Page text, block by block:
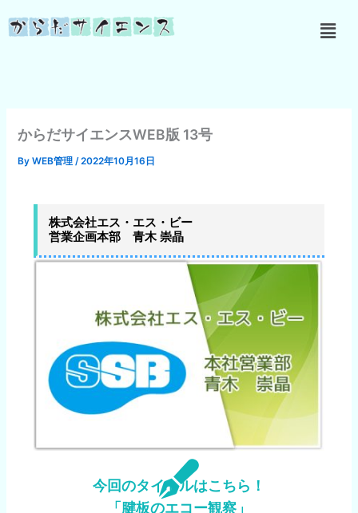
容
メ
ニ
からだサイエンスWEB版 13号
ByWEB管理 /2022年10月16日
株式会社エス・エス・ビー
営業企画本部 青木 崇晶
今回のタイトルはこちら！
「腱板のエコー観察」